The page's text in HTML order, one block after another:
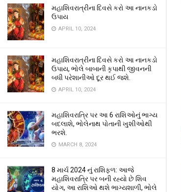
મહાશિવરાત્રીના દિવસે કરો આ નાનકડો
ઉપાય
APRIL 10, 2024
મહાશિવરાત્રીના દિવસે કરો આ નાનકડો
ઉપાય, ભોલે બાબાની કૃપાથી જીવનની
બધી પરેશાનીઓ દૂર થઈ જશે.
APRIL 10, 2024
મહાશિવરાત્રિ પર આ 6 રાશિઓનું ભાગ્ય
બદલાશે, ભોલેનાથ પોતાની ખુશીઓથી
ભરશે.
MARCH 8, 2024
8 માર્ચ 2024 નું રાશિફળ: આજે
મહાશિવરાત્રિ પર બની રહ્યો છે શિવ
યોગ, આ રાશિઓ થશે ભાગ્યશાળી, ભોલે